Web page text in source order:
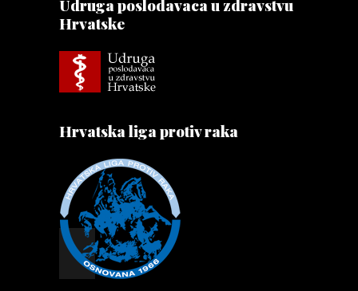
Udruga poslodavaca u zdravstvu
Hrvatske
Hrvatska liga protiv raka